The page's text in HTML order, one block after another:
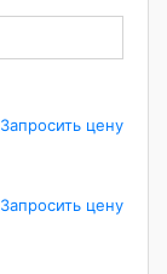
Запросить цену
Запросить цену